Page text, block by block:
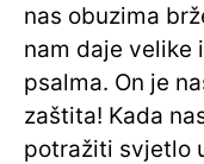
nas obuzima
nam daje velike
psalma. On je
zaštita! Kada
potražiti svjetlo